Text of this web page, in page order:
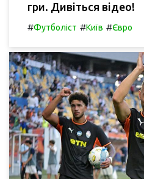
гри. Дивіться відео!
#Футболіст #Київ #Євро